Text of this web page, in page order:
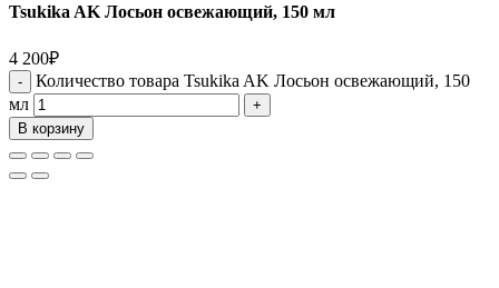
Tsukika AK Лосьон освежающий, 150 мл
4 200₽
Количество товара Tsukika AK Лосьон освежающий, 150
мл
В корзину